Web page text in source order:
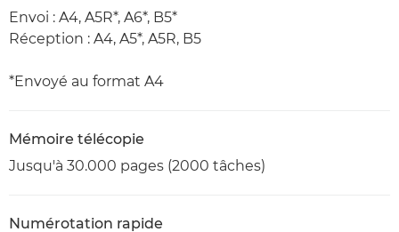
Envoi : A4, A5R*, A6*, B5*
Réception : A4, A5*, A5R, B5
*Envoyé au format A4
Mémoire télécopie
Jusqu'à 30.000 pages (2000 tâches)
Numérotation rapide